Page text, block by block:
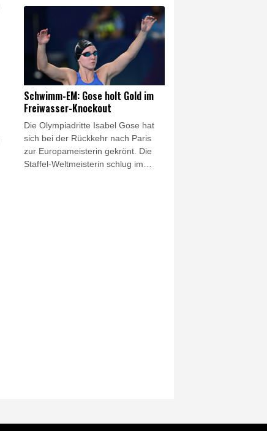
Ebimbe bekannt, der rechte
Außenbahnspieler war vom
Ligakonkurrenten Eintracht
Frankfurt aussortiert worden. Auf
Schalke unterschrieb der gebürtige
Franzose einen Vertrag bis 2028.
Der 25-Jährige war 2022 zur
Eintracht gewechselt, in der
vergangenen Saison allerdings
bereits an den französischen Klub
Stade Brest ausgeliehen worden.
Schwimm-EM: Gose holt Gold im
Freiwasser-Knockout
Die Olympiadritte Isabel Gose hat
sich bei der Rückkehr nach Paris
zur Europameisterin gekrönt. Die
Staffel-Weltmeisterin schlug im